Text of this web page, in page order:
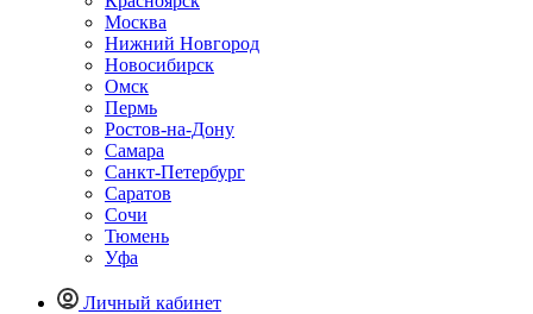
Москва
Нижний Новгород
Новосибирск
Омск
Пермь
Ростов-на-Дону
Самара
Санкт-Петербург
Саратов
Сочи
Тюмень
Уфа
Личный кабинет